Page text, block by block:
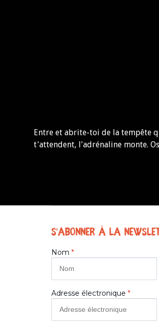
Entre et abrite-toi de la tempête
t'attendent, l'adrénaline monte.
S'abonner à la
Nom *
Adresse électronique *